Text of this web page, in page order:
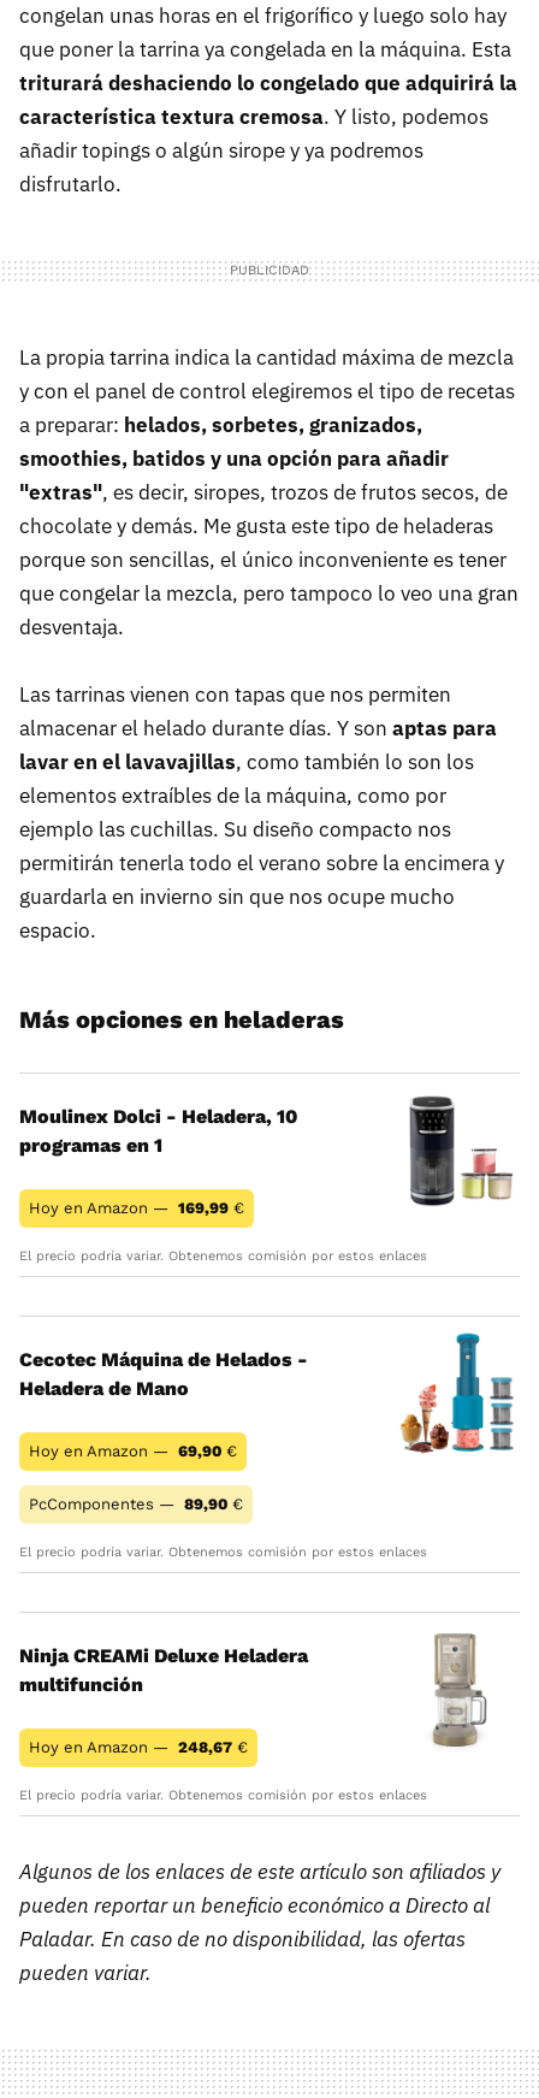
congelan unas horas en el frigorífico y luego solo hay
que poner la tarrina ya congelada en la máquina. Esta
triturará deshaciendo lo congelado que adquirirá la
característica textura cremosa. Y listo, podemos
añadir topings o algún sirope y ya podremos
disfrutarlo.
La propia tarrina indica la cantidad máxima de mezcla
y con el panel de control elegiremos el tipo de recetas
a preparar: helados, sorbetes, granizados,
smoothies, batidos y una opción para añadir
"extras", es decir, siropes, trozos de frutos secos, de
chocolate y demás. Me gusta este tipo de heladeras
porque son sencillas, el único inconveniente es tener
que congelar la mezcla, pero tampoco lo veo una gran
desventaja.
Las tarrinas vienen con tapas que nos permiten
almacenar el helado durante días. Y son aptas para
lavar en el lavavajillas, como también lo son los
elementos extraíbles de la máquina, como por
ejemplo las cuchillas. Su diseño compacto nos
permitirán tenerla todo el verano sobre la encimera y
guardarla en invierno sin que nos ocupe mucho
espacio.
Más opciones en heladeras
Moulinex Dolci - Heladera, 10
programas en 1
Hoy en Amazon — 169,99 €
El precio podría variar. Obtenemos comisión por estos enlaces
Cecotec Máquina de Helados -
Heladera de Mano
Hoy en Amazon — 69,90 €
PcComponentes — 89,90 €
El precio podría variar. Obtenemos comisión por estos enlaces
Ninja CREAMi Deluxe Heladera
multifunción
Hoy en Amazon — 248,67 €
El precio podría variar. Obtenemos comisión por estos enlaces
Algunos de los enlaces de este artículo son afiliados y
pueden reportar un beneficio económico a Directo al
Paladar. En caso de no disponibilidad, las ofertas
pueden variar.